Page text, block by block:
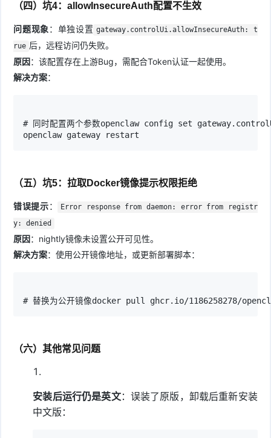
（四）坑4：allowInsecureAuth配置不生效
问题现象 ：单独设置 gateway.controlUi.allowInsecureAuth: t
rue 后，远程访问仍失败。
原因：该配置存在上游Bug，需配合Token认证一起使用。
解决方案：
# 同时配置两个参数openclaw config set
openclaw gateway restart
（五）坑5：拉取Docker镜像提示权限拒绝
错误提示：
Error response from daemon: error from registr
y: denied
原因：nightly镜像未设置公开可见性。
解决方案：使用公开镜像地址，或更新部署脚本：
# 替换为公开镜像docker pull ghcr.io/1186258278/
（六）其他常见问题
安装后运行仍是英文：误装了原版，卸载后重新安装
中文版：